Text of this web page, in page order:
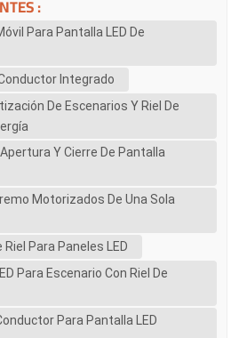
:
Para Pantalla LED De
Integrado
De Escenarios Y Riel De
Y Cierre De Pantalla
Motorizados De Una Sola
Riel Para Paneles LED
Para Escenario Con Riel De
Para Pantalla LED